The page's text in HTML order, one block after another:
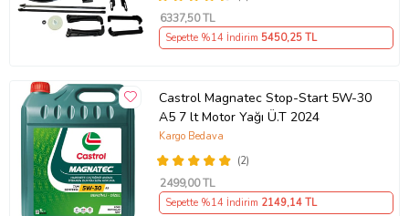
6337,50 TL
Sepette %14 İndirim 5450,25 TL
Castrol Magnatec Stop-Start 5W-30
A5 7 lt Motor Yağı Ü.T 2024
(2)
Kargo Bedava
2499,00 TL
Sepette %14 İndirim 2149,14 TL